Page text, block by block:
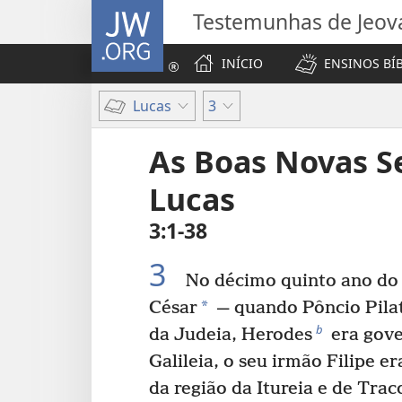
JW.ORG Testemunhas de
INÍCIO ENSINOS
Lucas 3
As Boas Novas
Lucas
3:1-38
3
No décimo quinto ano
César* — quando Pôncio
da Judeia, Herodes b era
Galileia, o seu irmão Filipe
da região da Itureia e de